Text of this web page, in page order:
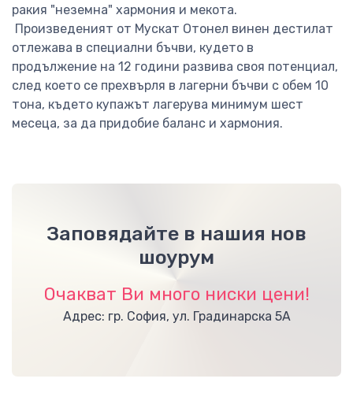
ракия "неземна" хармония и мекота.
Произведеният от Мускат Отонел винен дестилат
отлежава в специални бъчви, кудето в
продължение на 12 години развива своя потенциал,
след което се прехвърля в лагерни бъчви с обем 10
тона, където купажът лагерува минимум шест
месеца, за да придобие баланс и хармония.
Заповядайте в нашия нов
шоурум
Очакват Ви много ниски цени!
Адрес: гр. София, ул. Градинарска 5А